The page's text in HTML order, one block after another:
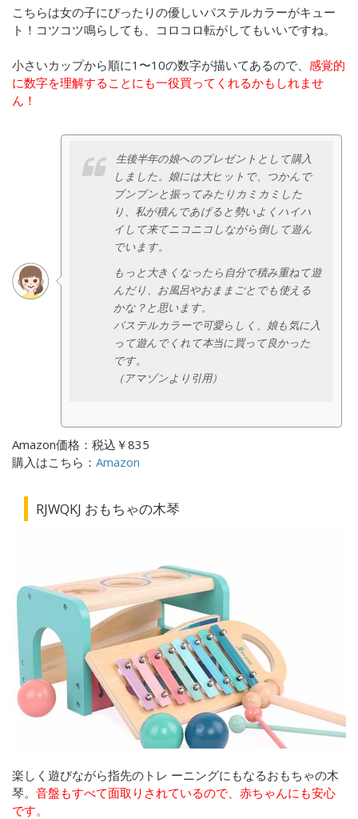
こちらは女の子にぴったりの優しいパステルカラーがキュー
ト！ コツコツ鳴らしても、コロコロ転がしてもいいですね。
小さいカップから順に1〜10の数字が描いてあるので、 感覚的
に数字を理解することにも一役買ってくれるかもしれませ
ん！
生後半年の娘へのプレゼントとして購入
しました。娘には大ヒットで、つかんで
ブンブンと振ってみたりカミカミした
り、私が積んであげると勢いよくハイハ
イして来てニコニコしながら倒して遊ん
でいます。
もっと大きくなったら自分で積み重ねて遊
んだり、お風呂やおままごとでも使える
かな？と思います。
パステルカラーで可愛らしく、娘も気に入
って遊んでくれて本当に買って良かった
です。
（アマゾンより引用）
Amazon価格：税込￥835
購入はこちら： Amazon
RJWQKJ おもちゃの木琴
楽しく遊びながら指先のトレ ーニングにもなるおもちゃの木
琴。 音盤もすべて面取りされているので、赤ちゃんにも安心
です。